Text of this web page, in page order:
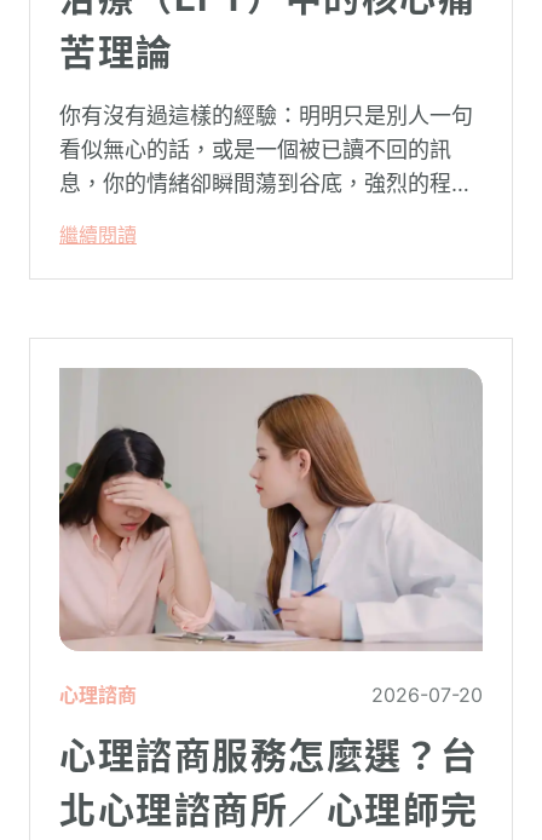
苦理論
你有沒有過這樣的經驗：明明只是別人一句
看似無心的話，或是一個被已讀不回的訊
息，你的情緒卻瞬間蕩到谷底，強烈的程度
怪：「事情真的有這麼嚴重嗎？」
繼續閱讀
心理諮商 2026-07-20
心理諮商服務怎麼選？台
北心理諮商所／心理師完